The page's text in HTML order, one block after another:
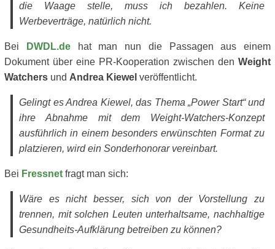
die Waage stelle, muss ich bezahlen. Keine
Werbeverträge, natürlich nicht.
Bei DWDL.dehat man nun die Passagen aus einem
Dokument über eine PR-Kooperation zwischen den Weight
Watchers und Andrea Kiewel veröffentlicht.
Gelingt es Andrea Kiewel, das Thema „Power Start“ und
ihre Abnahme mit dem Weight-Watchers-Konzept
ausführlich in einem besonders erwünschten Format zu
platzieren, wird ein Sonderhonorar vereinbart.
Bei Fressnet fragt man sich:
Wäre es nicht besser, sich von der Vorstellung zu
trennen, mit solchen Leuten unterhaltsame, nachhaltige
Gesundheits-Aufklärung betreiben zu können?